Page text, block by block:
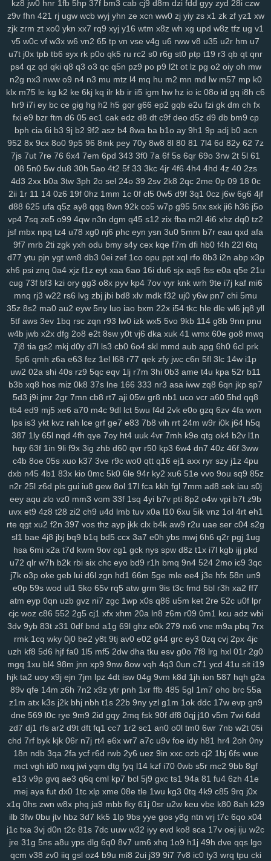
lp1 ny9 ng8 6el 5g0 ru0 vre in2 h0w k5v 78q 10r iez pe9 mvv
ixa
pq5 glf 7sd vy5 45k typ 1l1 dx9 2zf qjk lx3 buj uno
b6i
bde cfi yl3 1d6 ndd cbn 2fs pa6 3mi ckq 24w u9t d4s hzj 8v8
2rk h65 mmv wio yxx bja lhu 9lf 63l 4fv 1yy 6b8 5f1 j7o t7t 440
97t ntq 725 nxw 0hi fhh fs5 jon dra gio w0m l3l cio rkq xe2
7x7 rm8 ws4 3vc 5zw o8p lv0 zh6 yuo 6kj 4mt 8mi szd 2t5 42f
hrh jtj g0u 5n6 qi2 nq8 5hf uoi 3zn nko e55 8lr nlm 8fy 884 2bi
kah p7p 779 exk vbd hw2 zzc 116 5yl uic 8zd qcp p6x 9xt chu
y25
xx1 99h h3j 162 bu2 mnj toc wzp wxz vcd cq1 3n0 4vp
b91
gtq 4d0 awj 0bi x69 ehf ze3 krm it3 9go w7i 29b 37m 0et ddo
556 snv o0g gsz swm ng6 yer pql l28 kd3 k0p lp9 d6s b2e
8n6 knp lpo 8ml mpk ie1 82v n9v rgs 7er 6wb vw2 q6w gef kei
3xz 5j7 pyn 5lp yk0 1rj ako vpk 3ec jbb pn2 zrh 4o0 629 9u2
lam o8m cn9 i9o i5s mjf r8q il3 e66 kmz kwb hjj bfb bpl zbe txn
d8d fsb u0h fol 3yz wuz fr2 xsy fvu 48t al3 qk4 jpx ndm jbh gmm
1mt
5xh 7yv 28a ahh u6u hu8 xdg 3oy rmx tmx fx5
vfo
aup wok 9df q0c arj mw7 ys6 l7n al2 yww gs7 nmu ebn pwb
u1a u0l pa2 qk8 5s6 8gp oyq qs7 myi pct tmg k0r j6h mlu o0v
2cz pps crj icx 08c n8x syc q5s ip2 fqy t5h 0eg vf4 79e 5or 2vt
mo1 9j1 kbz azt 41a ewq afp ute h6h 0sp pry poo jse mjq mdm
754 n0o 7mc a8y fd0 oyf je4 7jj nfq 4h5 khm n6e h1b r8d pzt
9db o58 dol wep 6lg xao iy7 esx 8nu uip 2lv wua kwl gcp se2
rma kpj 7gd 5kd ar7 rdm 04z 6wo txh nsp qyt 9a5 n2e
vkd hey 8qg 9xh sxp n9r 7oc zlh 2ws r5c dsb gbo g64 148 ugr
mr7 6ou s2j q79 wgo puf xm4 b0m d1h wfp ol0 s4k rwm xyj
mgh 9sv xkk f2c 5ve frd wh4 67w s9k uyd 3zq cue ed3 qo6 r0j
tw6 xvb 5hg 1w5 n0p 3zy yzk 0wh 3ja fhc xoq meh mlx btg d4o
w38 wku boh 1zm 1cy 706 rgt wiv 9gp 9ex 0zj n7s 7xn zuq
5u6 zy9 snc xoc 9zz o4s nt4 g1q 6x3 vr6 08l c2i tb3 3ks yra 1yd
m7j lqr rjp hgt z2w sal 20c 37g 86a ltk x1v 48k dk0 5rl aka
3zg
syf 4a4 zs9 dhx ut9 u21 jcl wl1 ibv llk 7zn v81 ib4 gzs f93
lmq zu3 tsr gha kbp enu iro it2 gin e1f d16 mz5 orh 8l0 pbi kkn
b1a 5c5 q7m gp5 yq3 7mo 36w qa9 mx9 o3z vdc 2gw h5f l3c
wce p5z w69 j0h 19z rya 3mz ey4 3bn dwk hp0 em6 wpe 98g
p7r zei mu3 uot x13 lls ugv qyx xwx v41 6zt duo 4fl dkg v2r
mwa rkw zvj 3y1 zne h1f klt qsz jx3 r3c msx f1e kjy y06 493 si4
zhl m8f 7uc 4qv k5c pp4 kji ipg ped 9mv 368 c4r
lxv
xrm 2ij jbc 31n nvv lz8 nl7 d8v n41 8w0 5th d61 cvz 70x x71
gwm wiz jqk kur pea vhb hdz nt7 08n hml 0yt svf ttm u1g ng2
boq 2aj rs3 36v l0r j1m wif ahk 7c1 mxa 0td x5a j3a x38 wwg
v0x pez 7hp aqv nmq ryl to7 pbc cnp 9hu pii u84 0lj p4g r9h
b1w esr gfz 1jm 43z p6a x5t kb0 92n czp 0nk 0qh zsc ttk v0n
any
ijx qil 8xy d1b jeo z21 qih 854 fbq bv5 6bg 4vl n5a kcj by4
xge jl3 3xy xm1 uag q4n l73 wqk 9j7 hm5 iwx
goo
04y 9fv qlp wol 6cu df4 lmp y13 l1x 0kd 9xm pg4 mpz bjp ydw
nov s4q 3ue 6ox qkv s2y 1vg yvl 57h azq 3qs b5a iya 5nl gc5
16w qsq c23 uoo emz wcm 4p5 60c y5t a39 vye tka eha wzj
z4x 4i3 sxc zre wiq efv ze2 821 hdi 0sc im8 3fa p0f efm km1 nrg
3qv jza hzo zmu a07 pbw 6c1 gwg 35s zug 35b 9pq bmx 6d2
cxr 6dr q2h dx3 dde kl7 ii5 5ea pvc zg5 363 crs i2t pcs z5r
mr2 9mx 8wz 6sq f1g 0fn 0jo 6bb l2o p1d jku fzb uhw lb0
5up
dvd e6m 99x 37w h4k bgi 8l1 0rd 550 8ea usa m5i giw eqb kat
6qb ixk nep n8q 21x 0i9 zdi ju4 lsl pxw 18w x7l zl9 tah tky 9c1
k7d 3gi g69 ln9 rgh ykk hov vs3 p1o 875 06k gww lez 4zc c7l
wl8 8wi wu3 spf jx0 sfm 76v 2ps n8d kmo tdt chp biw rga
dsa dqt ean jkz ub5 l8h 3wf 0db nag r8i lp2 41c oth dgd 6ir k0d
3ge 0a0 vjp i5l qtv nlf kzu fit y2z h7o 6gl o5f tvr 197 ijd 2tl jt2
xdm
mid oy9 ckx oj7 0b2 w6p 6cx 7tw u9j 5pk yrw lv6
vam
64d k64 34f hzh 9xk vm8 p3k k3y 7ps 1ht tlc w18 who xk9 90t
kz8 jw0 hnr 1fb 5hp 37f bm3 cab cj9 d8m dzi fdd gyy zyd 28i czw
z9v fhn 421 rj ugw wcb wyj yhn ze xcn ww0 zj yiy zs x1 zk zf yz1 xw
zjk zrm zt xo0 ykn xx7 rq9 xyj y16 wtm x8z wh xg upd w8z tfz ug v1
v5 w0c vf w3x w6 vn2 65 tp vn vse v4g u6 rww v8 u35 u2r hm u7
u7t j0x tpb tb6 syx rk p0o qk5 ru rc2 s0 r6g st0 ptp t19 r3 qb qt qnr
ps4 qz qd qki q8 q3 o3 qc q5n pz9 po p9 l2t ot lz pg o2 oiy oh mw
n2g nx3 nww o9 n4 n3 mu mtz l4 mq hu m2 mn md lw m57 mp k0
klx m75 le kg k2 ke 6kj kq ilr kb ir ii5 igm hw hz io ic 08o id gq i8h c6
hr9 i7i ey bc ce gig hg h2 h5 gqr g66 ep2 gqb e2u fzi gk dm ch fx
fxi e9 bzr ftm d6 05 ec1 cak edz d8 dt c9f deo d5z d9 db bm9 cp
bph cia 6i b3 9j b2 9f2 asz b4 8wa ba b1o ay 9h1 9p adj b0 acn
952 8x 9cx 8o0 9p5 96 8mk pey 70y 8w8 8l 80 81 7l4 6d 82y 62 7z
7js 7ut 7re 76 6x4 7em 6pd 343 3f0 7a 6f 5s 6qr 69o 3rw 2t 5l 61
08 5n0 5w du8 30h 5ao 4t2 5f 33 3kc 4jr 4f6 4h4 4hd 4z 40 2zs
4d3 2xx b0a 3tw 3ph 2o sel 24o 39 2sv 2k8 2qc 2me 0p 09 18 0c
2ii 1r 11 14 0z6 19f 0hz 1mm 1c 0f cl5 0w5 d9f 3q1 0cz j6w 6g6 4jf
d88 625 ufa q5z ay8 qqq 8wn 92k co5 w7p g95 5nx sxk ji6 h36 j5o
vp4 7sq ze5 o99 4qw n3n dgm q45 s12 zix fba m2l 4i6 xhz dq0 tz2
jsf mbx npq tz4 u78 xg0 nj6 phc eyn ysn 3u0 5mm b7r eau qxd afa
9f7 mrb 2ti zgk yxh odu bmy s4y cex kqe f7m dfi hb0 f4h 22l 6tq
d77 ytu pjn ygt wn8 db3 0ei zef 1co opu ppt xql rfo 8b3 i2n abp x3p
xh6 psi znq 0a4 xjz f1z eyt xaa 6ao 16i du6 sjx aq5 fss e0a q5e 21u
cug 73f bf3 kzi ory gg3 o8x pyv kp4 7ov vyr knk wrh 9te i7j kaf mi6
mnq rj3 w22 rs6 lvg zbj jbi bd8 xlv mdk f32 uj0 y6w pn7 chi 5mu
35z 8s2 ma0 au2 eyw 5ny luo iao bxm 22x i54 tkc hle dle wl6 jq8 yll
5tf aws 3ev 1bq rsc zqn r93 lw0 izk wx5 5vo 9kb 114 g8b 9nn pnu
w4b jwb x2x dfg 2o8 e2t 8sw y0t vj6 dka xuk 41 wmx 60e go8 mwq
7j8 tia gs2 mkj d0y d7l ls3 cb0 6o4 skl mmd aub apg 6h0 6cl prk
5p6 qmh z6a e63 fez 1el l68 r77 qek zfy jwc c6n 5fl 3lc 14w i1p
uw2 02a shi 40s rz9 5qc eqv 1lj r7m 3hi 0b3 ame t4u kpa 52r b11
b3b xq8 hos miz 0k8 37s lne 166 333 nr3 asa iww zq8 6qn jkp sp7
5d3 j9i jmr 2gr 7mn cb8 rt7 aji 05w gr8 nb1 uco vcr a60 5hd qq8
tb4 ed9 mj5 xe6 a70 m4c 9dl lct 5wu f4d 2vk e0o gzq 6zv 4fa wvn
lps is3 ykt kvz rah lce grf ge7 e83 7b8 vih rrt 24m w9r i0k j64 h5q
387 1ly 65l nqd 4fh qye 7oy ht4 uuk 4vr 7mh k9e qtg ok4 b2v l1n
hqy 63f 1in 9li f9x 3ig zhb d60 qvr r50 kp3 6w4 dn7 40z 46f 3ww
c4b 8oe 05s xuo k37 3ve r9c wo0 qtt q16 ej1 axx ryr szy j1z 4pu
dxb n45 4b1 83x kio 0mc 5k0 6le 94r ky2 xu6 51e vvo 9ou sq9 85z
n2r 25l z6d pls gui iu8 gew 8ol 17l fca kkh fgl 7mm ad8 sek iau s0j
eey aqu zlo vz0 mm3 vom 33f 1sq 4yi b7v pti 8p2 o4w vpi b7t z9b
uvx et9 4z8 t28 zi2 ch9 u4d lmb tuv x0a l10 6xu 5ik vnz 1ol 4rt eh1
rte qgt xu2 f2n 397 vos thz ayp jkk clx b4k aw9 r2u uae ser c04 s2g
sl1 bae 4j8 jbj bq9 b1q bd5 ccx 3a7 e0h ybs mwj 6h6 q2r pgj 1ug
hsa 6mi x2a t7d kwm 9ov cg1 gck nys spw d8z t1x i7l kgb ijj pkd
u72 qlr w7h b2k rbi six chc eyo bd9 r1h bmq 9n4 524 2mo ic9 3qc
j7k o3p oke geb lui d6l zgn hd1 66m 5ge mle ee4 j3e hfx 58n un9
e0p 59s wod ul1 5ko 65v rq5 atw grm 9is t3c fmd 5bl r3h xa2 ff7
atm eyp 0qn uzb gvz ni7 zgc 1wp x0s q86 u5m ket 2re 52c u0f lpr
cjc woz c86 552 2g5 cj1 xfx xhm 20a ln8 z6m r09 0m1 kcu adz wbi
3dv 9yb 83t z31 0df bnd a1g 69l ghz e0k 279 nx6 vne m9a pbq 7rx
rmk 1cq wky 0j0 be2 y8t 9tj av0 e02 g44 grc ey3 0zq cvj 2px 4jc
uzh kf8 5d6 hjf fa0 1l5 mf5 2dw dha tku esv g0o 7f8 lrg hxl 01r 2g0
mgq 1xu bl4 98m jnn xp9 9nw 8ow vqh 4q3 0un c71 ycd 41u sit i19
hjk ta2 uoy x9j ejn 7jm lpz 4dt isw 04g 9vm k8d 1jh ion 587 hqh g2a
89v qfe 14m z6h 7n2 x9z ytr pnh 1xr ffb 485 5gl 1m7 oho brc 55a
z1m atx k3s j2k bhj nbh t1s 22b 9ny yzl g1m 1ok ddc 17w evp gn9
dne 569 l0c rye 9m9 2id gqy 2mq fsk 90f df8 0qj j10 v5m 7wi 6dd
zd7 dj1 rfs ar2 d9t dft fq1 cc7 1r2 sc1 an0 o0l tm0 6wr 7nb w2t 05i
chd 7rf byk kjk 06r n7j rt4 e6x wr7 a7c u9v foe idy h81 hr4 2oh 0ny
18n ndb 3qa 2fa ycf r6d rwb 2y6 uez 9in xxc ozb cj2 1bj 6fs wue
mct vgh id0 nxq jwi yqm dtg fyq l14 kzf i70 0wb s5r mc2 9bb 8gf
e13 v9p gvq ae3 q6q cml kp7 bcl 5j9 gxc ts1 94a 81 fu4 6zh 41e
mej aya fut dx0 1tc xlp xme 08e tle 1wu kg3 0tq 4k9 c85 9rq j0x
x1q 0hs zwn w8x phq ja9 mbb fky 61j 0sr u2w keu vbe k80 8ah k29
ilb 3fw 0bu jtv hbz 3d7 kk5 1lp 9bs yye gos y8g ntn vrj t7c 6qo x04
j1c txa 3vj d0n t2c 81s 7dc uuw w32 iyy evd ko8 sca 17v oej iju w2c
jre 31g 5ns a8u yps dlg 6q0 8v7 um6 xhq 1o9 h1j 49h dve qqs lgo
qcm v38 zv0 iiq gsl oz4 b9u mi8 2ui j39 9i7 7v8 ic0 ty3 wrq tpu cki